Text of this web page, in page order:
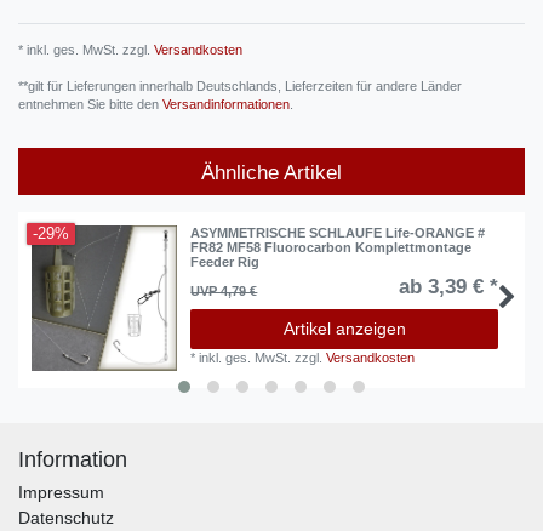
* inkl. ges. MwSt. zzgl. Versandkosten
**gilt für Lieferungen innerhalb Deutschlands, Lieferzeiten für andere Länder
entnehmen Sie bitte den Versandinformationen
Ähnliche Artikel
-29%
ASYMMETRISCHE SCHLAUFE Life-ORANGE #
FR82 MF58 Fluorocarbon Komplettmontage
Feeder Rig
UVP 4,79 €
ab 3,39 € *
Artikel anzeigen
*inkl. ges. MwSt. zzgl.Versandkosten
Information
Impressum
Datenschutz